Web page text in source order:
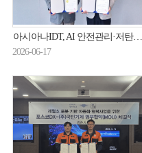
아시아나IDT, AI 안전관리·저탄소 인증 동시 획득
2026-06-17